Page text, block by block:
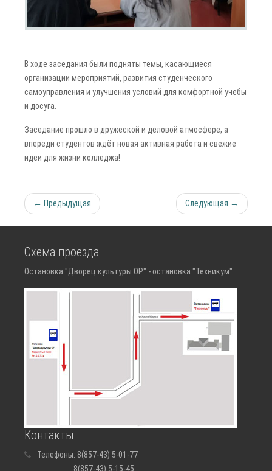
В ходе заседания были подняты темы, касающиеся
организации мероприятий, развития студенческого
самоуправления и улучшения условий для комфортной учебы
и досуга.
Заседание прошло в дружеской и деловой атмосфере, а
впереди студентов ждёт новая активная работа и свежие
идеи для жизни колледжа!
← Предыдущая Следующая →
Схема проезда
Остановка "Дворец культуры ОР" - остановка "Техникум"
Контакты
Телефоны: 8(857-43) 5-01-77
8(857-43) 5-15-45